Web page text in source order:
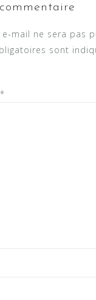
mail ne sera pas
sont
*